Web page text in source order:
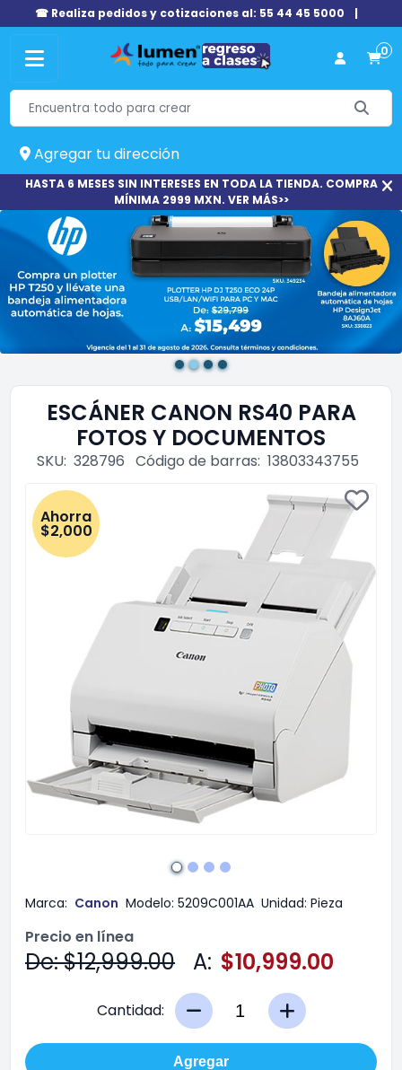
☎ Realiza pedidos y cotizaciones al: 55 44 45 5000 |
0
Agregar tu dirección
HASTA 6 MESES SIN INTERESES EN TODA LA TIENDA. COMPRA
MÍNIMA 2999 MXN. VER MÁS>>
ESCÁNER CANON RS40 PARA
FOTOS Y DOCUMENTOS
SKU: 328796 Código de barras: 13803343755
Ahorra
$2,000
Marca: Canon Modelo: 5209C001AA Unidad: Pieza
Precio en línea
De: $12,999.00 A: $10,999.00
Cantidad:
Agregar